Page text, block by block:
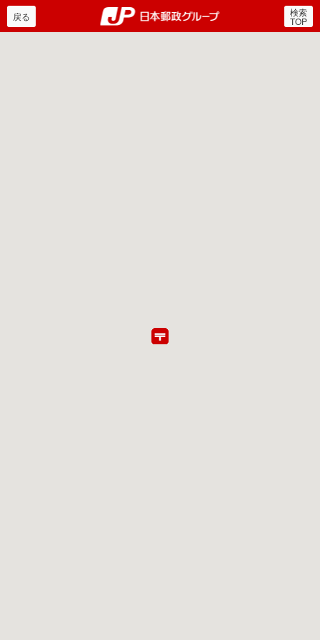
郵便局・日本郵政グルー
戻る 検索
TOP